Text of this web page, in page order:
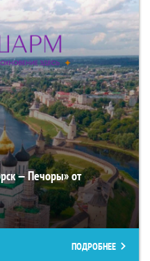
— Печоры» от
ПОДРОБНЕЕ